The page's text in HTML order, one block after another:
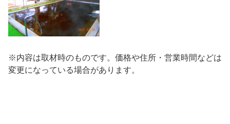
※内容は取材時のものです。価格や住所・営業時間などは
変更になっている場合があります。